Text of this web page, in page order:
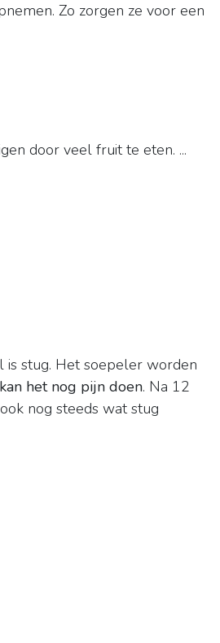
Zo zorgen ze voor een
door veel fruit te eten. ...
stug. Het soepeler worden
het nog pijn doen. Na 12
nog steeds wat stug